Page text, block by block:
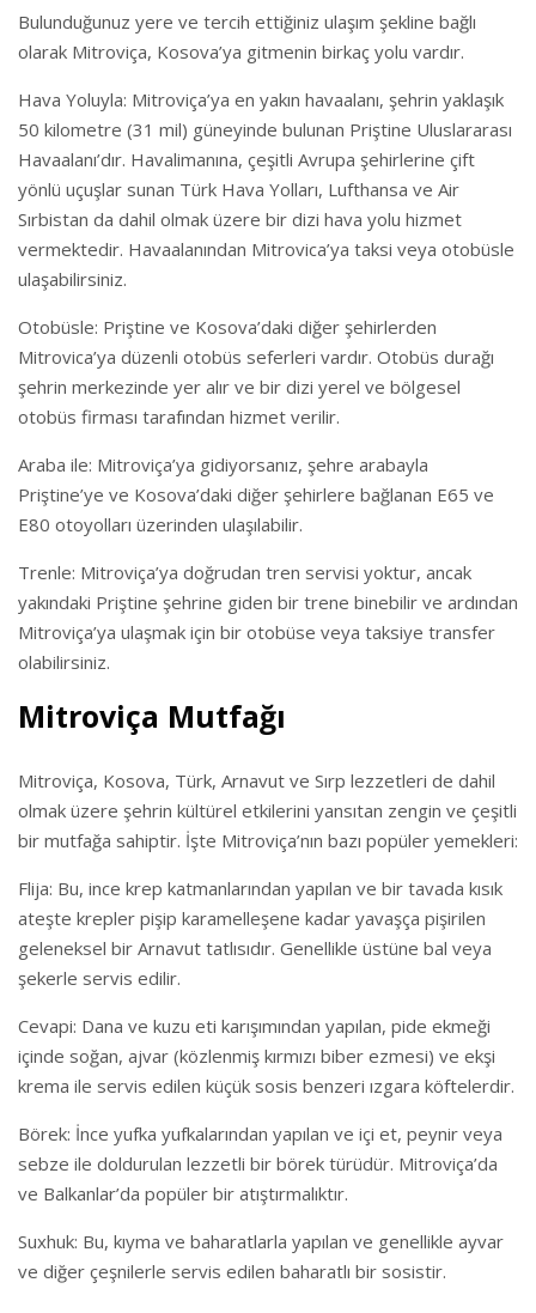
Bulunduğunuz yere ve tercih ettiğiniz ulaşım şekline bağlı
olarak Mitroviça, Kosova’ya gitmenin birkaç yolu vardır.
Hava Yoluyla: Mitroviça’ya en yakın havaalanı, şehrin yaklaşık
50 kilometre (31 mil) güneyinde bulunan Priştine Uluslararası
Havaalanı’dır. Havalimanına, çeşitli Avrupa şehirlerine çift
yönlü uçuşlar sunan Türk Hava Yolları, Lufthansa ve Air
Sırbistan da dahil olmak üzere bir dizi hava yolu hizmet
vermektedir. Havaalanından Mitrovica’ya taksi veya otobüsle
ulaşabilirsiniz.
Otobüsle: Priştine ve Kosova’daki diğer şehirlerden
Mitrovica’ya düzenli otobüs seferleri vardır. Otobüs durağı
şehrin merkezinde yer alır ve bir dizi yerel ve bölgesel
otobüs firması tarafından hizmet verilir.
Araba ile: Mitroviça’ya gidiyorsanız, şehre arabayla
Priştine’ye ve Kosova’daki diğer şehirlere bağlanan E65 ve
E80 otoyolları üzerinden ulaşılabilir.
Trenle: Mitroviça’ya doğrudan tren servisi yoktur, ancak
yakındaki Priştine şehrine giden bir trene binebilir ve ardından
Mitroviça’ya ulaşmak için bir otobüse veya taksiye transfer
olabilirsiniz.
Mitroviça Mutfağı
Mitroviça, Kosova, Türk, Arnavut ve Sırp lezzetleri de dahil
olmak üzere şehrin kültürel etkilerini yansıtan zengin ve çeşitli
bir mutfağa sahiptir. İşte Mitroviça’nın bazı popüler yemekleri:
Flija: Bu, ince krep katmanlarından yapılan ve bir tavada kısık
ateşte krepler pişip karamelleşene kadar yavaşça pişirilen
geleneksel bir Arnavut tatlısıdır. Genellikle üstüne bal veya
şekerle servis edilir.
Cevapi: Dana ve kuzu eti karışımından yapılan, pide ekmeği
içinde soğan, ajvar (közlenmiş kırmızı biber ezmesi) ve ekşi
krema ile servis edilen küçük sosis benzeri ızgara köftelerdir.
Börek: İnce yufka yufkalarından yapılan ve içi et, peynir veya
sebze ile doldurulan lezzetli bir börek türüdür. Mitroviça’da
ve Balkanlar’da popüler bir atıştırmalıktır.
Suxhuk: Bu, kıyma ve baharatlarla yapılan ve genellikle ayvar
ve diğer çeşnilerle servis edilen baharatlı bir sosistir.